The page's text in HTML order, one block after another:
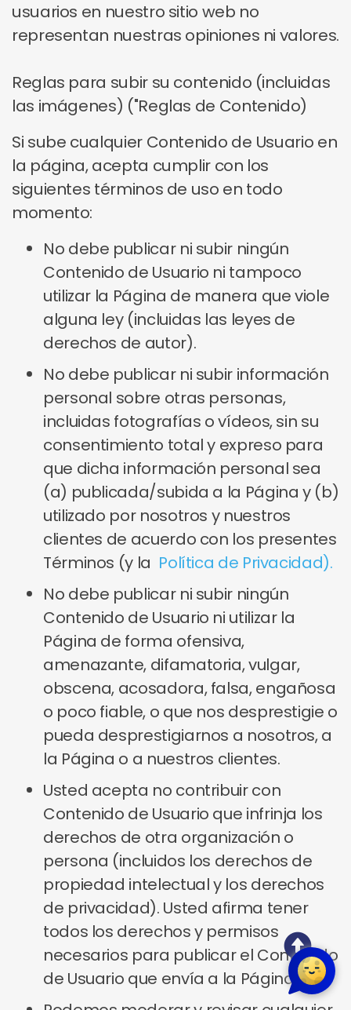
usuarios en nuestro sitio web no
representan nuestras opiniones ni valores.
Reglas para subir su contenido (incluidas
las imágenes) ("Reglas de Contenido)
Si sube cualquier Contenido de Usuario en
la página, acepta cumplir con los
siguientes términos de uso en todo
momento:
No debe publicar ni subir ningún
Contenido de Usuario ni tampoco
utilizar la Página de manera que viole
alguna ley (incluidas las leyes de
derechos de autor).
No debe publicar ni subir información
personal sobre otras personas,
incluidas fotografías o vídeos, sin su
consentimiento total y expreso para
que dicha información personal sea
(a) publicada/subida a la Página y (b)
utilizado por nosotros y nuestros
clientes de acuerdo con los presentes
Términos (y la Política de Privacidad).
No debe publicar ni subir ningún
Contenido de Usuario ni utilizar la
Página de forma ofensiva,
amenazante, difamatoria, vulgar,
obscena, acosadora, falsa, engañosa
o poco fiable, o que nos desprestigie o
pueda desprestigiarnos a nosotros, a
la Página o a nuestros clientes.
Usted acepta no contribuir con
Contenido de Usuario que infrinja los
derechos de otra organización o
persona (incluidos los derechos de
propiedad intelectual y los derechos
de privacidad). Usted afirma tener
todos los derechos y permisos
necesarios para publicar el Contenido
de Usuario que envía a la Página.